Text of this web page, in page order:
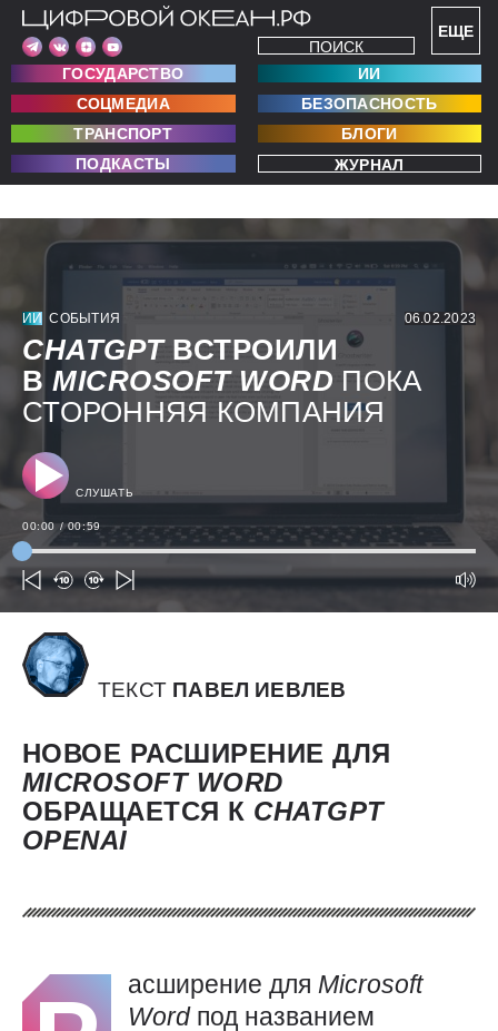
ЕЩЕ
ПОИСК
ГОСУДАРСТВО
ИИ
СОЦМЕДИА
БЕЗОПАСНОСТЬ
ТРАНСПОРТ
БЛОГИ
ПОДКАСТЫ
ЖУРНАЛ
ИИ СОБЫТИЯ 06.02.2023
CHATGPT ВСТРОИЛИ
ВMICROSOFT WORD ПОКА
СТОРОННЯЯ КОМПАНИЯ
СЛУШАТЬ
00:00/00:59
ТЕКСТ ПАВЕЛ ИЕВЛЕВ
НОВОЕ РАСШИРЕНИЕ ДЛЯ
MICROSOFT WORD
ОБРАЩАЕТСЯ К CHATGPT
OPENAI
асширение для Microsoft
Word под названием